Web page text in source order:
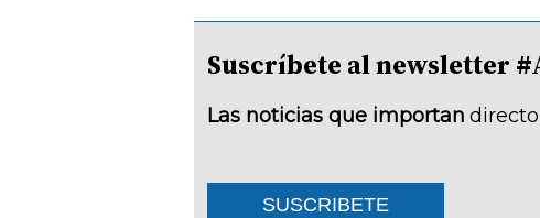
Suscríbete al newsletter
Las noticias que importan
SUSCRIBETE